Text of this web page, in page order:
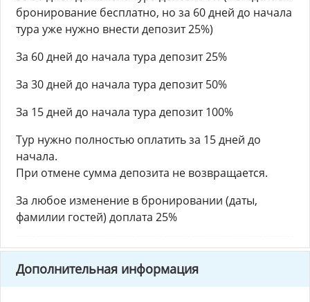
бронирование бесплатно, но за 60 дней до начала
тура уже нужно внести депозит 25%)
За 60 дней до начала тура депозит 25%
За 30 дней до начала тура депозит 50%
За 15 дней до начала тура депозит 100%
Тур нужно полностью оплатить за 15 дней до
начала.
При отмене сумма депозита не возвращается.
За любое изменение в бронировании (даты,
фамилии гостей) доплата 25%
Дополнительная информация